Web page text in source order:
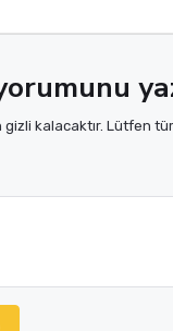
kalacaktır. Lütfen